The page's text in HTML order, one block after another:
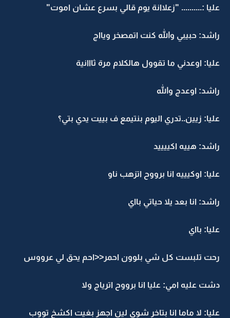
عليا :.......... "زعلاانة يوم قالي بسرع عشان اموت"
راشد: حبيبي والله كنت اتمصخر ويااج
عليا: اوعدني ما تقوول هالكلام مرة ثااانية
راشد: اوعدج والله
عليا: زيين..تدري اليوم بنتيمع ف بييت يدي بتي؟
راشد: هييه اكييييد
عليا: اوكيييه انا برووح اتزهب ناو
راشد: انا بعد يلا حياتي بااي
عليا: بااي
رحت تلبست كل شي بلوون احمر<<احم يحق لي عرووس
دشت عليه امي: عليا انا برووح اترياج ولا
عليا: لا ماما انا بتاخر شوي لين اجهز بغيت اكشخ تووب